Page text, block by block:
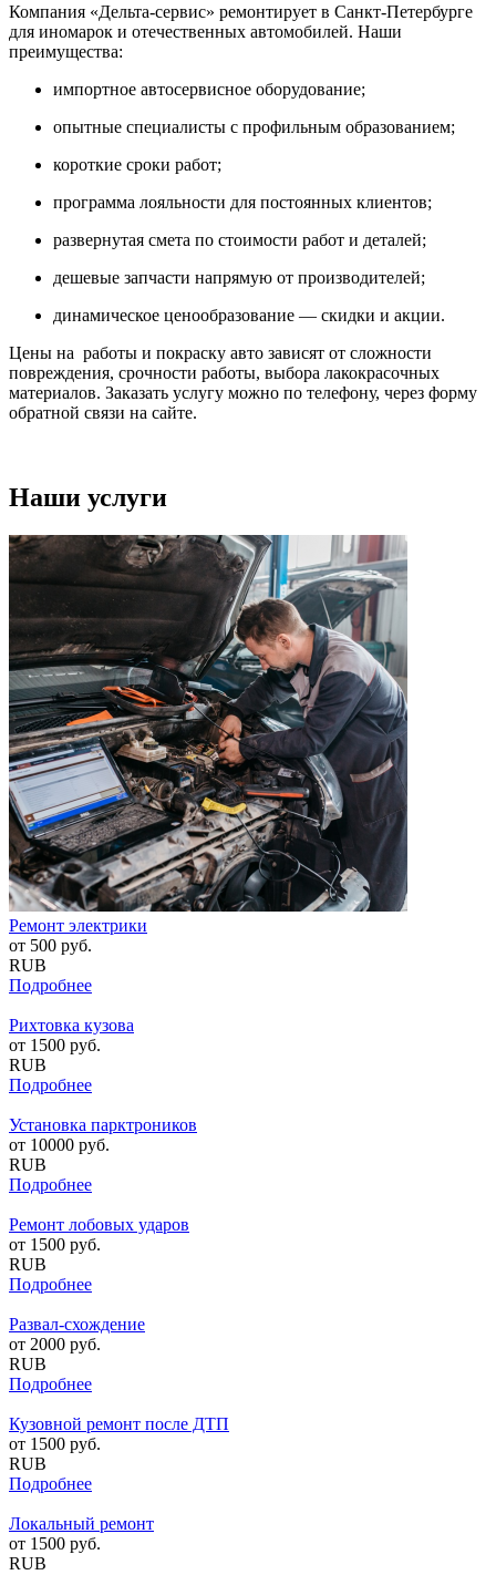
Компания «Дельта-сервис» ремонтирует в Санкт-Петербурге
для иномарок и отечественных автомобилей. Наши
преимущества:
импортное автосервисное оборудование;
опытные специалисты с профильным образованием;
короткие сроки работ;
программа лояльности для постоянных клиентов;
развернутая смета по стоимости работ и деталей;
дешевые запчасти напрямую от производителей;
динамическое ценообразование — скидки и акции.
Цены на работы и покраску авто зависят от сложности
повреждения, срочности работы, выбора лакокрасочных
материалов. Заказать услугу можно по телефону, через форму
обратной связи на сайте.
Наши услуги
Ремонт электрики
от 500 руб.
RUB
Подробнее
Рихтовка кузова
от 1500 руб.
RUB
Подробнее
Установка парктроников
от 10000 руб.
RUB
Подробнее
Ремонт лобовых ударов
от 1500 руб.
RUB
Подробнее
Развал-схождение
от 2000 руб.
RUB
Подробнее
Кузовной ремонт после ДТП
от 1500 руб.
RUB
Подробнее
Локальный ремонт
от 1500 руб.
RUB